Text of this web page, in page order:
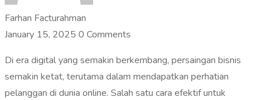
Farhan Facturahman
January 15, 2025 0 Comments
‎Di era digital yang semakin berkembang, persaingan bisnis
semakin ketat, terutama dalam mendapatkan perhatian
pelanggan di dunia online. Salah satu cara efektif untuk